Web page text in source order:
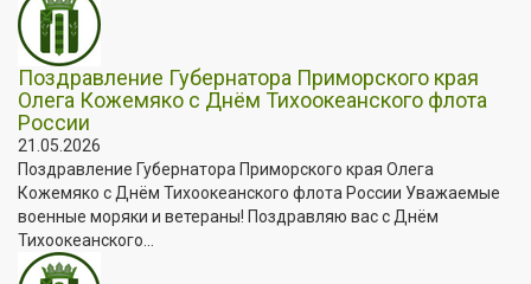
Поздравление Губернатора Приморского края
Олега Кожемяко с Днём Тихоокеанского флота
России
21.05.2026
Поздравление Губернатора Приморского края Олега
Кожемяко с Днём Тихоокеанского флота России Уважаемые
военные моряки и ветераны! Поздравляю вас с Днём
Тихоокеанского...